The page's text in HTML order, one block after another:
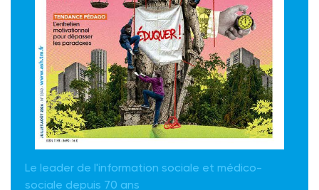
Le leader de l'information sociale et médico-
sociale depuis 70 ans